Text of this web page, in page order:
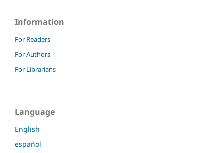
Information
For Readers
For Authors
For Librarians
Language
English
español